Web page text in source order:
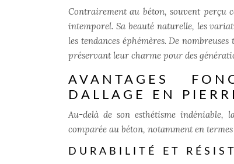
Contrairement au béton, souvent
intemporel. Sa beauté naturelle, les
les tendances éphémères. De
préservant leur charme pour des
AVANTAGES
DALLAGE EN
Au-delà de son esthétisme indéniable,
comparée au béton, notamment en
DURABILITÉ ET